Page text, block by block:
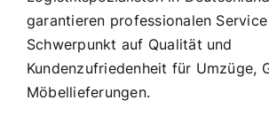
Standorte
Über uns
garantieren professionalen
Schwerpunkt auf Qualität und
Kundenzufriedenheit für Umzüge,
Möbellieferungen.